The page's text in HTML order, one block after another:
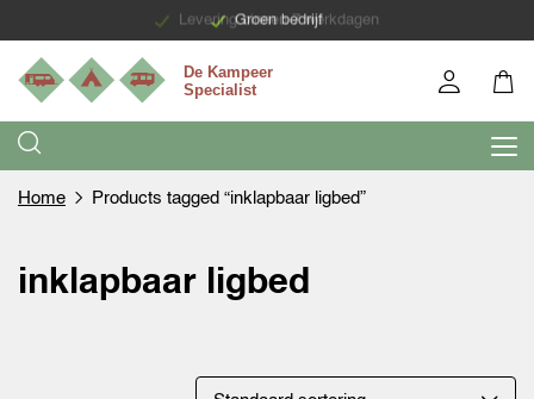
Groen bedrijf
Levering binnen 7 werkdagen
Home Products tagged “inklapbaar ligbed”
inklapbaar ligbed